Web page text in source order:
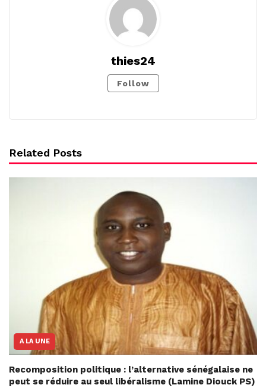
thies24
Follow
Related Posts
A LA UNE
Recomposition politique : l’alternative sénégalaise ne
peut se réduire au seul libéralisme (Lamine Diouck PS)